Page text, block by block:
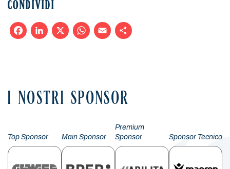
CONDIVIDI
I NOSTRI SPONSOR
Top Sponsor Main Sponsor
Premium
Sponsor
Sponsor Tecnico